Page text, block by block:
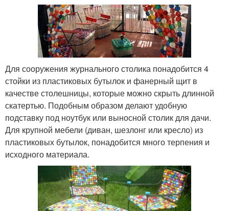
Для сооружения журнального столика понадобится 4
стойки из пластиковых бутылок и фанерный щит в
качестве столешницы, которые можно скрыть длинной
скатертью. Подобным образом делают удобную
подставку под ноутбук или выносной столик для дачи.
Для крупной мебели (диван, шезлонг или кресло) из
пластиковых бутылок, понадобится много терпения и
исходного материала.